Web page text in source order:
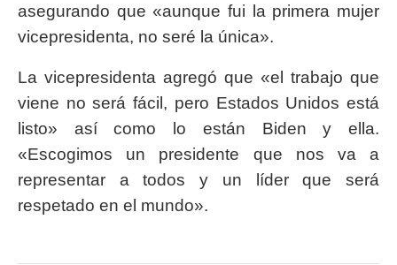
asegurando que «aunque fui la primera mujer
vicepresidenta, no seré la única».
La vicepresidenta agregó que «el trabajo que
viene no será fácil, pero Estados Unidos está
listo» así como lo están Biden y ella.
«Escogimos un presidente que nos va a
representar a todos y un líder que será
respetado en el mundo».